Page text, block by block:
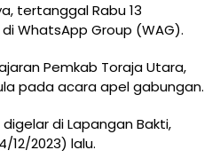
tertanggal Rabu 13
WhatsApp Group (WAG).
Pemkab Toraja Utara,
pada acara apel gabungan.
di Lapangan Bakti,
12/2023) lalu.